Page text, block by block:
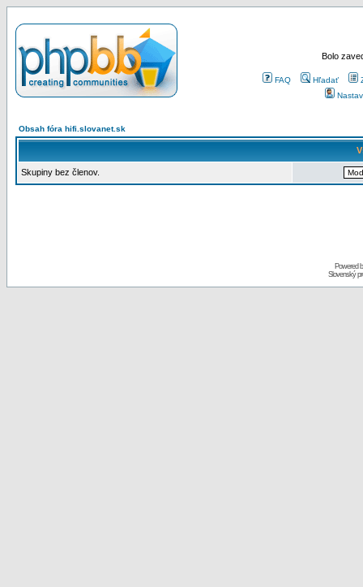
Bolo
FAQ Hľadať
Obsah fóra hifi.slovanet.sk
Skupiny bez členov.
Powered
Slovenský